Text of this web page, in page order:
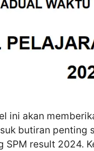
ini akan
butiran penting
SPM result 2024.